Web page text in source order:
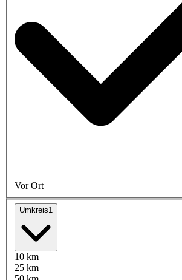
Vor Ort
Umkreis1
10 km
25 km